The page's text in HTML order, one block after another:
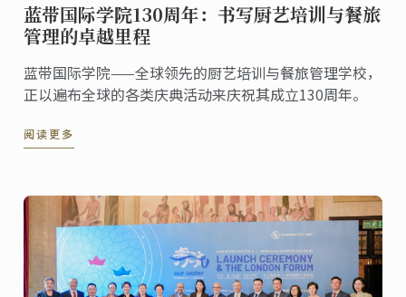
蓝带国际学院130周年：书写厨艺培训与餐旅
管理的卓越里程
蓝带国际学院——全球领先的厨艺培训与餐旅管理学校，
正以遍布全球的各类庆典活动来庆祝其成立130周年。
阅读更多